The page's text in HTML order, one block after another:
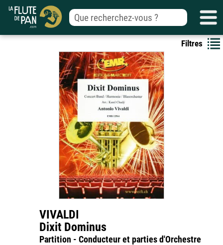
Filtres
VIVALDI
Dixit Dominus
Partition - Conducteur et parties d'Orchestre